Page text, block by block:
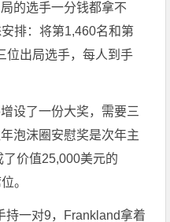
的选手一分钱都拿不
排：将第1,460名和第
位出局选手，每人到手
设了一份大奖，需要三
泡沫圈安慰奖是次年主
价值25,000美元的
。
持一对9，Frankland拿着